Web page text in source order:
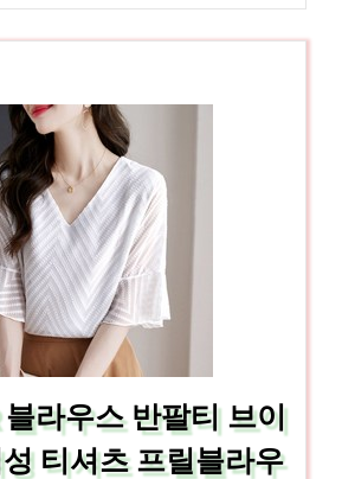
라우스 반팔티 브이
티셔츠 프릴블라우